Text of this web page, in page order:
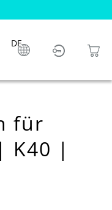
DE
für
K40 |